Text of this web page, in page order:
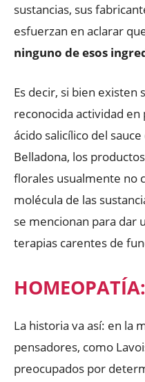
sustancias, sus
esfuerzan en aclarar
ninguno de esos
Es decir, si bien existen
reconocida actividad
ácido salicílico del
Belladona, los
florales usualmente no
molécula de las
se mencionan para dar
terapias carentes de
La historia va así: en la
pensadores, como
preocupados por